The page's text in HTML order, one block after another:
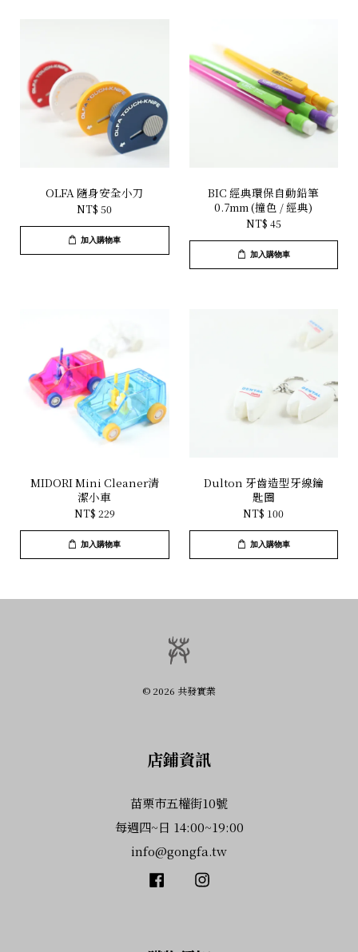
OLFA 隨身安全小刀
NT$ 50
加入購物車
BIC 經典環保自動鉛筆
0.7mm (撞色 / 經典)
NT$ 45
加入購物車
MIDORI Mini Cleaner清
潔小車
NT$ 229
加入購物車
Dulton 牙齒造型牙線鑰
匙圈
NT$ 100
加入購物車
© 2026 共發實業
店鋪資訊
苗栗市五權街10號
每週四~日 14:00~19:00
info@gongfa.tw
Facebook